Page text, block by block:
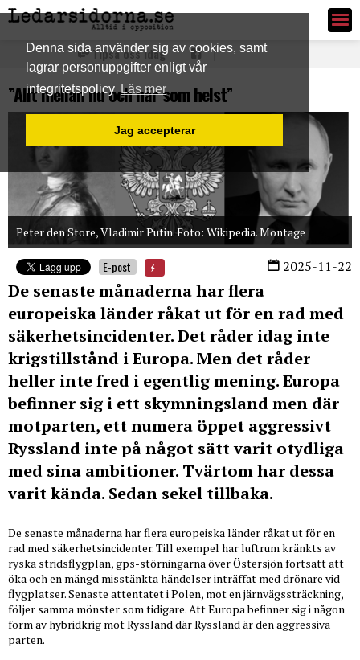
Denna sida använder sig av cookies, samt
lagrar personuppgifter enligt vår
integritetspolicy Läs mer
Jag accepterar
Ledarsidorna.se
Tipsa oss idag
”Allt mellan nu och när som helst”
Peter den Store, Vladimir Putin. Foto: Wikipedia. Montage
2025-11-22
E-post
De senaste månaderna har flera
europeiska länder råkat ut för en rad med
säkerhetsincidenter. Det råder idag inte
krigstillstånd i Europa. Men det råder
heller inte fred i egentlig mening. Europa
befinner sig i ett skymningsland men där
motparten, ett numera öppet aggressivt
Ryssland inte på något sätt varit otydliga
med sina ambitioner. Tvärtom har dessa
varit kända. Sedan sekel tillbaka.
De senaste månaderna har flera europeiska länder råkat ut för en
rad med säkerhetsincidenter. Till exempel har luftrum kränkts av
ryska stridsflygplan, gps-störningarna över Östersjön fortsatt att
öka och en mängd misstänkta händelser inträffat med drönare vid
flygplatser. Senaste attentatet i Polen, mot en järnvägssträckning,
följer samma mönster som tidigare. Att Europa befinner sig i någon
form av hybridkrig mot Ryssland där Ryssland är den aggressiva
parten.